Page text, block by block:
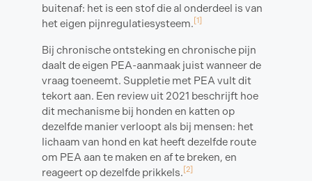
buitenaf: het is een stof die al onderdeel is van
het eigen pijnregulatiesysteem.[1]
Bij chronische ontsteking en chronische pijn
daalt de eigen PEA-aanmaak juist wanneer de
vraag toeneemt. Suppletie met PEA vult dit
tekort aan. Een review uit 2021 beschrijft hoe
dit mechanisme bij honden en katten op
dezelfde manier verloopt als bij mensen: het
lichaam van hond en kat heeft dezelfde route
om PEA aan te maken en af te breken, en
reageert op dezelfde prikkels.[2]